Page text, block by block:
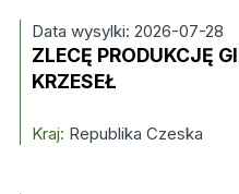
Data wysylki: 2026-07-28
ZLECĘ PRODUKCJĘ
KRZESEŁ
Kraj: Republika Czeska